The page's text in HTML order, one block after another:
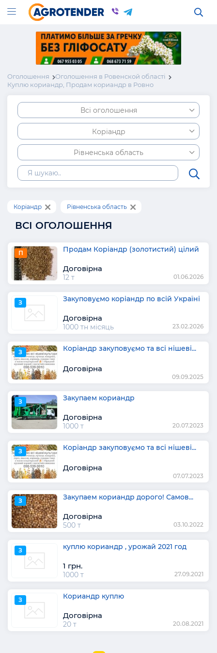
Оголошення
Оголошення в Ровенской області
Куплю кориандр, Продам кориандр в Ровно
Всі оголошення
Коріандр
Рівненська область
Коріандр Рівненська область
ВСІ ОГОЛОШЕННЯ
П Продам Коріандр (золотистий) цілий
Договірна
12 т 01.06.2026
З Закуповуємо коріандр по всій Україні
Договірна
1000 тн місяць 23.02.2026
З Коріандр закуповуємо та всі нішеві...
Договірна
09.09.2025
З Закупаем кориандр
Договірна
1000 т 20.07.2023
З Коріандр закуповуємо та всі нішеві...
Договірна
07.07.2023
З Закупаем кориандр дорого! Самов...
Договірна
500 т 03.10.2022
З куплю кориандр , урожай 2021 год
1 грн.
1000 т 27.09.2021
З Кориандр куплю
Договірна
20 т 20.08.2021